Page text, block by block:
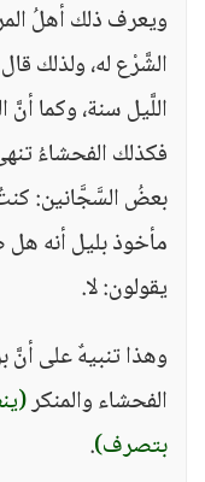
ويعرف ذلك أهلُ
الشَّرْع له، ولذلك
اللَّيل سنة، وكما
فكذلك الفحشاءُ
بعضُ السَّجَّانين:
مأخوذ بليل أنه
يقولون: لا.
وهذا تنبيهٌ على
الفحشاء والمنكر
بتصرف).